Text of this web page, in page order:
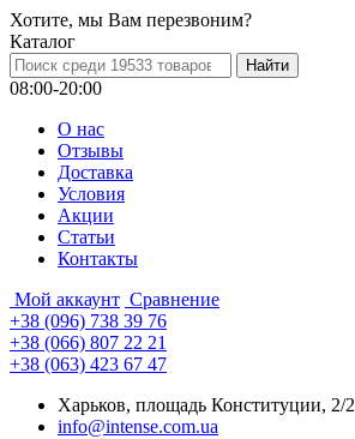
Хотите, мы Вам перезвоним?
Каталог
08:00-20:00
О нас
Отзывы
Доставка
Условия
Aкции
Статьи
Контакты
Мой аккаунт Сравнение
+38 (096) 738 39 76
+38 (066) 807 22 21
+38 (063) 423 67 47
Харьков, площадь Конституции, 2/2
info@intense.com.ua